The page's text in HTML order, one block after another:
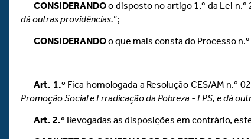
CONSIDERANDOo disposto no artigo 1.º da Lei n.º
dá outras providências.”;
CONSIDERANDOo que mais consta do Processo
Art. 1.º Fica homologada a Resolução CES/AM n.º
Promoção Social e Erradicação da Pobreza - FPS, e dá
Art. 2.º Revogadas as disposições em contrário,